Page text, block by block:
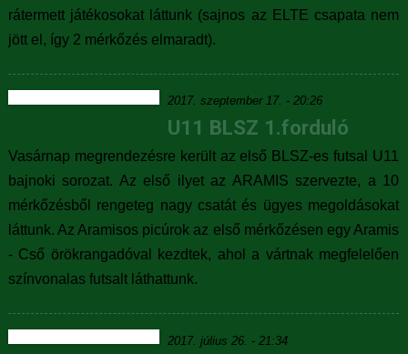
rátermett játékosokat láttunk (sajnos az ELTE csapata nem
jött el, így 2 mérkőzés elmaradt).
2017. szeptember 17. - 20:26
U11 BLSZ 1.forduló
Vasárnap megrendezésre került az első BLSZ-es futsal U11
bajnoki sorozat. Az első ilyet az ARAMIS szervezte, a 10
mérkőzésből rengeteg nagy csatát és ügyes megoldásokat
láttunk. Az Aramisos picúrok az első mérkőzésen egy Aramis
- Cső örökrangadóval kezdtek, ahol a vártnak megfelelően
színvonalas futsalt láthattunk.
2017. július 26. - 21:34